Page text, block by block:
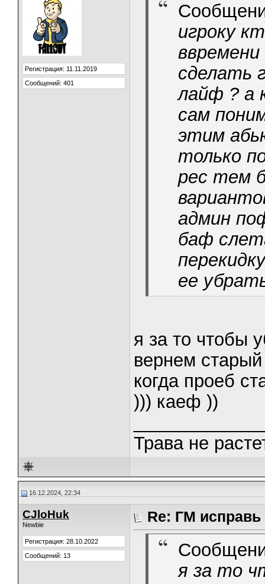
Регистрация: 11.11.2019
Сообщений: 401
игроку
сделать
лайф ? а
сам
этим
только
рес тем
админ
баф
ее
я за то чтобы
вернем
когда проеб
))) каеф ))
Трава не
16.12.2024, 22:34
CJloHuk
Newbie
Регистрация: 28.10.2022
Сообщений: 13
Re: ГМ
я за то